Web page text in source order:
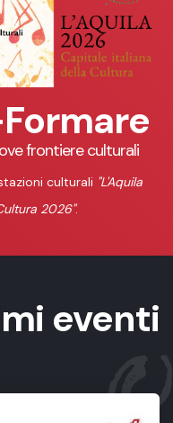
frontiere culturali
culturali "L'Aquila
2026".
eventi